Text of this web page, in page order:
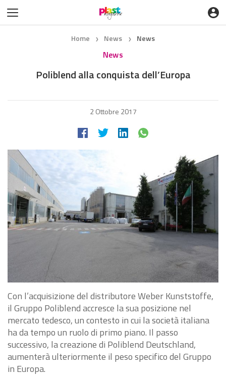
Home ❯ News ❯ News
News
Poliblend alla conquista dell’Europa
2 Ottobre 2017
Con l’acquisizione del distributore Weber Kunststoffe,
il Gruppo Poliblend accresce la sua posizione nel
mercato tedesco, un contesto in cui la società italiana
ha da tempo un ruolo di primo piano. Il passo
successivo, la creazione di Poliblend Deutschland,
aumenterà ulteriormente il peso specifico del Gruppo
in Europa.